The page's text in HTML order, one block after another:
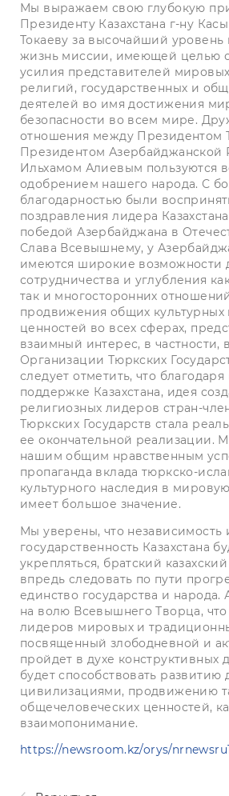
Мы выражаем свою глубокую
Президенту Казахстана г-ну
Токаеву за высочайший уровень
жизнь миссии, имеющей целью
усилия представителей
религий, государственных и
деятелей во имя достижения
безопасности во всем мире.
отношения между Президентом
Президентом Азербайджанской
Ильхамом Алиевым пользуются
одобрением нашего народа. С
благодарностью были
поздравления лидера
победой Азербайджана в
Слава Всевышнему, у
имеются широкие возможности
сотрудничества и углубления
так и многосторонних
продвижения общих культурных
ценностей во всех сферах,
взаимный интерес, в частности,
Организации Тюркских
следует отметить, что
поддержке Казахстана, идея
религиозных лидеров стран-
Тюркских Государств стала
ее окончательной реализации.
нашим общим нравственным
пропаганда вклада тюркско-
культурного наследия в
имеет большое значение.
Мы уверены, что независимость
государственность Казахстана
укрепляться, братский
впредь следовать по пути
единство государства и народа.
на волю Всевышнего Творца, что
лидеров мировых и
посвященный злободневной и
пройдет в духе конструктивных
будет способствовать
цивилизациями, продвижению
общечеловеческих ценностей,
взаимопонимание.
https://newsroom.kz/orys/